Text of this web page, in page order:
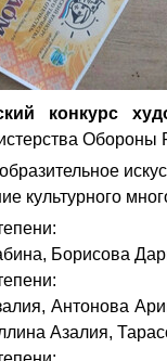
конкурс
Обороны
культурного
Борисова
Антонова
Азалия,